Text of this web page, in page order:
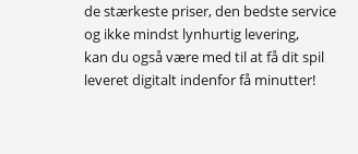
de stærkeste priser, den bedste service
og ikke mindst lynhurtig levering,
kan du også være med til at få dit spil
leveret digitalt indenfor få minutter!